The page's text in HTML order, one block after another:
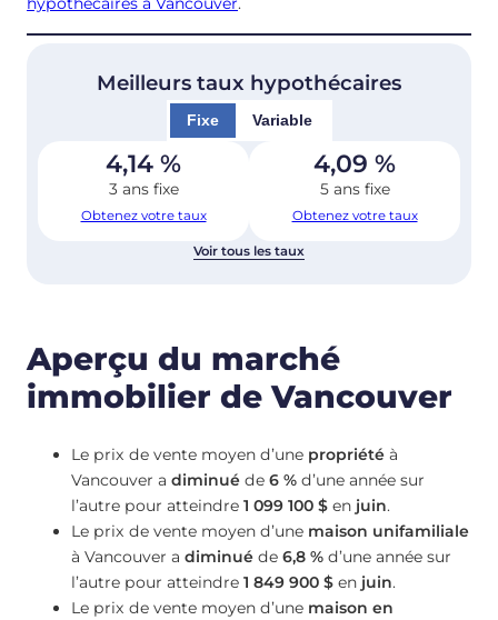
Meilleurs taux hypothécaires
Fixe Variable
4,14 %
3 ans fixe
Obtenez votre taux
4,09 %
5 ans fixe
Obtenez votre taux
Voir tous les taux
Aperçu du marché
immobilier de Vancouver
Le prix de vente moyen d’une propriété à
Vancouver a diminué de 6 % d’une année sur
l’autre pour atteindre 1 099 100 $ en juin.
Le prix de vente moyen d’une maison unifamiliale
à Vancouver a diminué de 6,8 % d’une année sur
l’autre pour atteindre 1 849 900 $ en juin.
Le prix de vente moyen d’une maison en